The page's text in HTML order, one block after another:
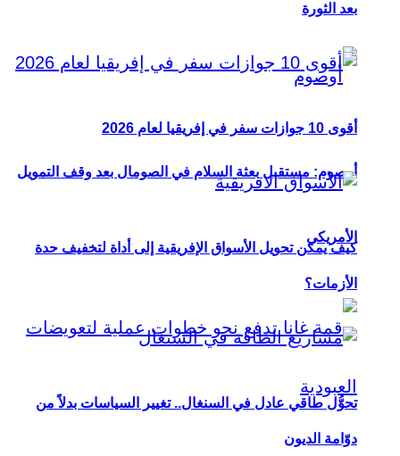
أوصوم: مستقبل بعثة السلام في الصومال بعد وقف التمويل
الأمريكي
بعد الثورة
أقوى 10 جوازات سفر في إفريقيا لعام 2026
كيف يمكن تحويل الأسواق الإفريقية إلى أداة لتخفيف حدة
الأزمات؟
تحوُّل طاقي عادل في السنغال.. تغيير السياسات بدلاً من
دوّامة الديون